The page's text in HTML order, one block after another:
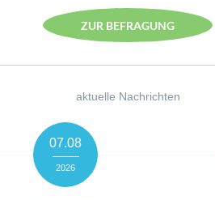
ZUR BEFRAGUNG
aktuelle Nachrichten
07.08
2026